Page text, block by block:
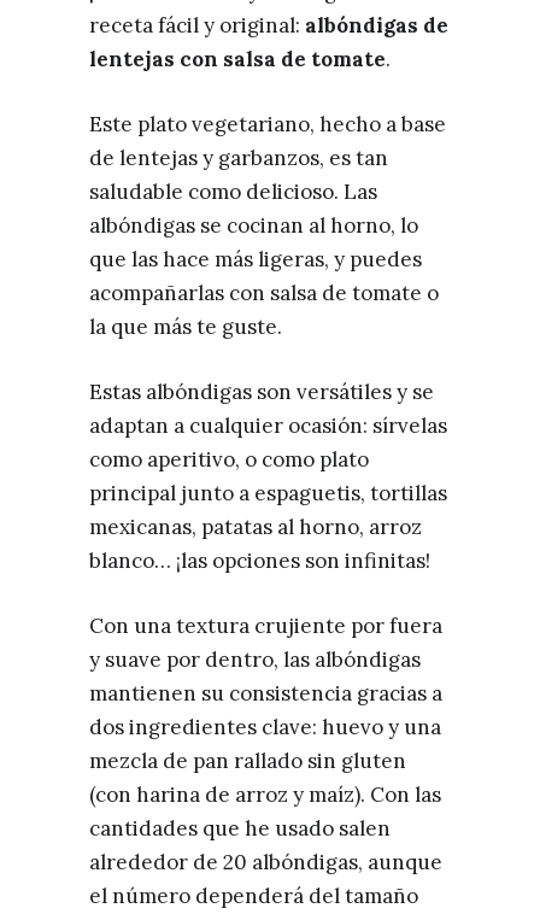
receta fácil y original: albóndigas de
lentejas con salsa de tomate.
Este plato vegetariano, hecho a base
de lentejas y garbanzos, es tan
saludable como delicioso. Las
albóndigas se cocinan al horno, lo
que las hace más ligeras, y puedes
acompañarlas con salsa de tomate o
la que más te guste.
Estas albóndigas son versátiles y se
adaptan a cualquier ocasión: sírvelas
como aperitivo, o como plato
principal junto a espaguetis, tortillas
mexicanas, patatas al horno, arroz
blanco… ¡las opciones son infinitas!
Con una textura crujiente por fuera
y suave por dentro, las albóndigas
mantienen su consistencia gracias a
dos ingredientes clave: huevo y una
mezcla de pan rallado sin gluten
(con harina de arroz y maíz). Con las
cantidades que he usado salen
alrededor de 20 albóndigas, aunque
el número dependerá del tamaño